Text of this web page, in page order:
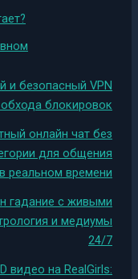
и безопасный VPN
блокировок
онлайн чат без
для общения
в реальном времени
гадание с живыми
и медиумы
24/7
видео на RealGirls: